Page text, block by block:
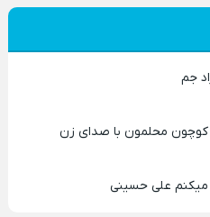
جم
کوچون محلمون با صدای زن
میکنم علی حسینی